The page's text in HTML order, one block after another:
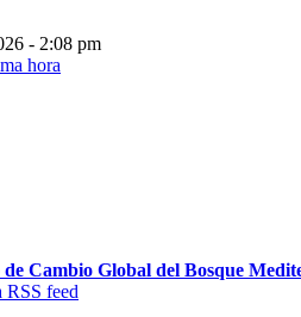
- 2:08 pm
Cambio Global del Bosque